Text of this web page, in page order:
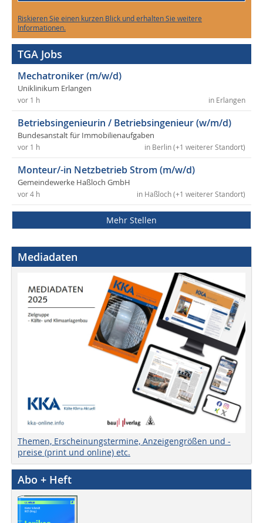
Riskieren Sie einen kurzen Blick und erhalten Sie weitere
Informationen.
TGA Jobs
Mechatroniker (m/w/d)
Uniklinikum Erlangen
in Erlangen
vor 1 h
Betriebsingenieurin / Betriebsingenieur (w/m/d)
Bundesanstalt für Immobilienaufgaben
in Berlin (+1 weiterer Standort)
vor 1 h
Monteur/-in Netzbetrieb Strom (m/w/d)
Gemeindewerke Haßloch GmbH
in Haßloch (+1 weiterer Standort)
vor 4 h
Mehr Stellen
Mediadaten
Themen, Erscheinungstermine, Anzeigengrößen und -
preise (print und online) etc.
Abo + Heft